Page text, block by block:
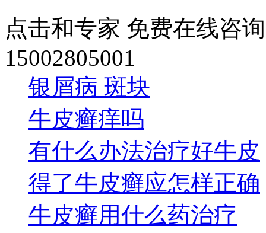
点击和专家 免费在线咨
15002805001
银屑病 斑块
牛皮癣痒吗
有什么办法治疗好牛皮
得了牛皮癣应怎样正确
牛皮癣用什么药治疗